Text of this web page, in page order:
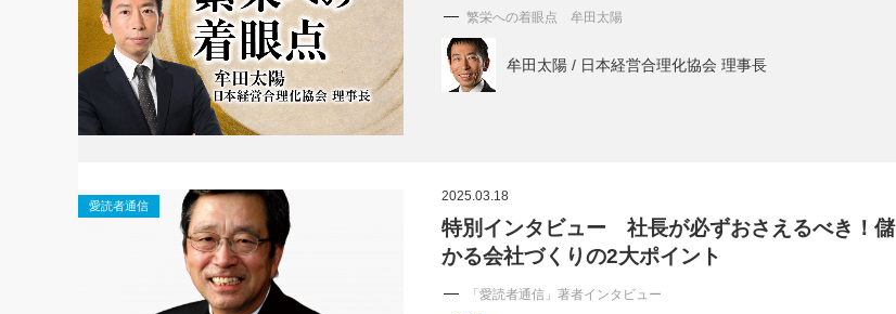
繁栄への着眼点 牟田太陽
牟田太陽 / 日本経営合理化協会 理事長
愛読者通信
2025.03.18
特別インタビュー 社長が必ずおさえるべき！儲
かる会社づくりの2大ポイント
「愛読者通信」著者インタビュー